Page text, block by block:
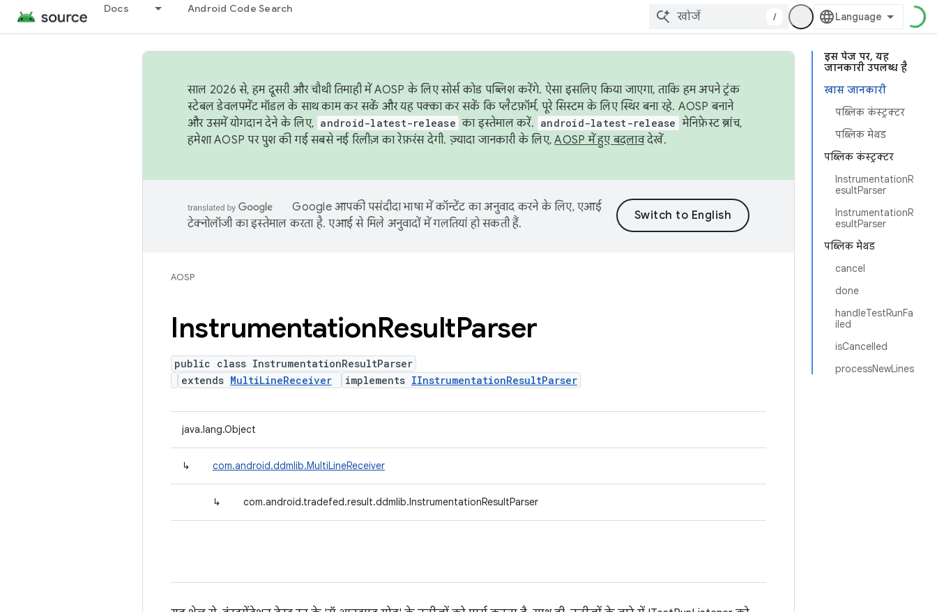
Docs Android Code Search
/
इस पेज पर, यह
जानकारी उपलब्ध है
खास जानकारी
पब्लिक कंस्ट्रक्टर
पब्लिक मेथड
पब्लिक कंस्ट्रक्टर
InstrumentationR
esultParser
InstrumentationR
esultParser
पब्लिक मेथड
cancel
done
handleTestRunFa
iled
isCancelled
processNewLines
साल 2026 से, हम दूसरी और चौथी तिमाही में AOSP के लिए सोर्स कोड पब्लिश करेंगे. ऐसा इसलिए किया जाएगा, ताकि हम अपने ट्रंक
स्टेबल डेवलपमेंट मॉडल के साथ काम कर सकें और यह पक्का कर सकें कि प्लैटफ़ॉर्म, पूरे सिस्टम के लिए स्थिर बना रहे. AOSP बनाने
और उसमें योगदान देने के लिए, android-latest-release का इस्तेमाल करें. android-latest-release मेनिफ़ेस्ट ब्रांच,
हमेशा AOSP पर पुश की गई सबसे नई रिलीज़ का रेफ़रंस देगी. ज़्यादा जानकारी के लिए,AOSP में हुए बदलावदेखें.
Google आपकी पसंदीदा भाषा में कॉन्टेंट का अनुवाद करने के लिए, एआई
टेक्नोलॉजी का इस्तेमाल करता है. एआई से मिले अनुवादों में गलतियां हो सकती हैं.
AOSP
InstrumentationResultParser
public class InstrumentationResultParser
extends MultiLineReceiver implements IInstrumentationResultParser
java.lang.Object
↳ com.android.ddmlib.MultiLineReceiver
↳ com.android.tradefed.result.ddmlib.InstrumentationResultParser